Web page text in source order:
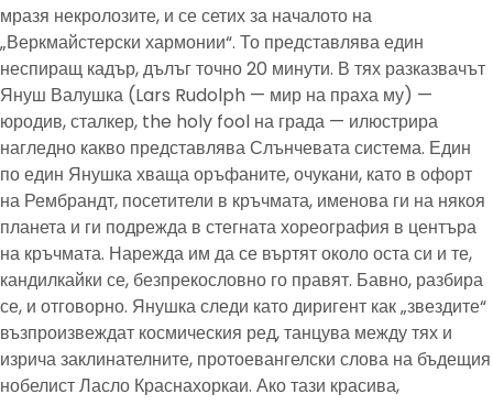
мразя некролозите, и се сетих за началото на
„Веркмайстерски хармонии“. То представлява един
неспиращ кадър, дълъг точно 20 минути. В тях разказвачът
Януш Валушка (Lars Rudolph — мир на праха му) —
юродив, сталкер, the holy fool на града — илюстрира
нагледно какво представлява Слънчевата система. Един
по един Янушка хваща оръфаните, очукани, като в офорт
на Рембрандт, посетители в кръчмата, именова ги на някоя
планета и ги подрежда в стегната хореография в центъра
на кръчмата. Нарежда им да се въртят около оста си и те,
кандилкайки се, безпрекословно го правят. Бавно, разбира
се, и отговорно. Янушка следи като диригент как „звездите“
възпроизвеждат космическия ред, танцува между тях и
изрича заклинателните, протоевангелски слова на бъдещия
нобелист Ласло Краснахоркаи. Ако тази красива,